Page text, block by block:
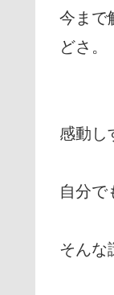
今まで
どさ。
感動し
自分で
そんな